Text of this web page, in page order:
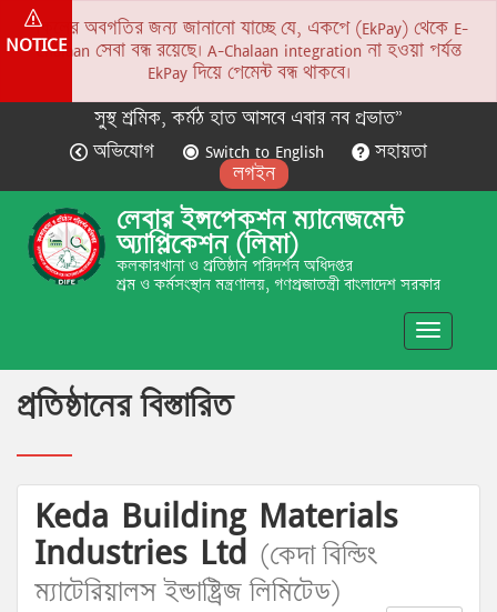
NOTICE
সকলের অবগতির জন্য জানানো যাচ্ছে যে, একপে (EkPay) থেকে E-
Chalaan সেবা বন্ধ রয়েছে। A-Chalaan integration না হওয়া পর্যন্ত
EkPay দিয়ে পেমেন্ট বন্ধ থাকবে।
সুস্থ শ্রমিক, কর্মঠ হাত আসবে এবার নব প্রভাত”
অভিযোগ
Switch to English
সহায়তা
লগইন
লেবার ইন্সপেকশন ম্যানেজমেন্ট
অ্যাপ্লিকেশন (লিমা)
কলকারখানা ও প্রতিষ্ঠান পরিদর্শন অধিদপ্তর
শ্রম ও কর্মসংস্থান মন্ত্রণালয়, গণপ্রজাতন্ত্রী বাংলাদেশ সরকার
Toggle
প্রতিষ্ঠানের বিস্তারিত
Keda Building Materials
Industries Ltd (কেদা বিল্ডিং
ম্যাটেরিয়ালস ইন্ডাষ্ট্রিজ লিমিটেড)